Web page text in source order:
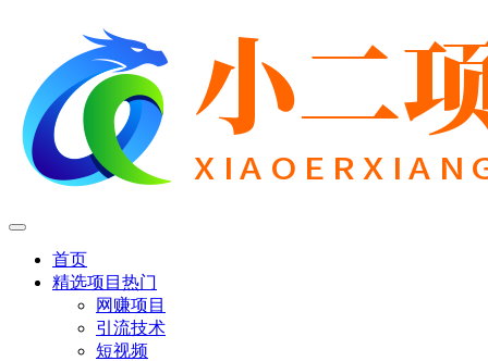
首页
精选项目 热门
网赚项目
引流技术
短视频